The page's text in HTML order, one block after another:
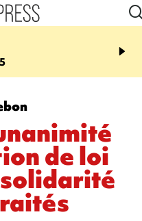
17:52
dimanche pour
de loi